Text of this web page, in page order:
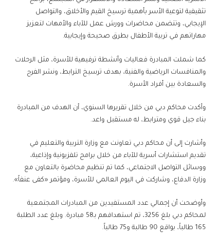
تثقيفية لتوعية الأسر بأهمية ترسيخ القيم والأخلاق، والتواصل
الإيجابي، وتتضمن محاضرات وورش عمل للآباء والأمهات لتعزيز
مهاراتهم في تربية الأطفال بطرق صحيحة وإيجابية.
كما شملت المبادرة فعاليات وأنشطة ترفيهية للأسرة، مثل الرحلات
والمنافسات الرياضية والفنية، بهدف ترسيخ الترابط، ونشر الفرح
والسعادة بين أفراد الأسرة.
وأكدت محاكم دبي من خلال تقريرها السنوي، أن الهدف من المبادرة
بناء جيل قوي ومترابط، له مستقبل واعد.
وأشارت إلى أن محاكم دبي تعاونت مع وزارة التربية والتعليم في
تقديم استشارات أسرية للآباء من خلال برامج تلفزيونية وإذاعية،
ووسائل التواصل الاجتماعي، كما تم تنظيم محاضرة بالتعاون مع
وزارة الدفاع، وشاركت في اليوم العالمي للأسرة، ومؤتمر «كفى عنفاً».
وأوضحت أن إجمالي عدد المستفيدين من المبادرات المجتمعية
لمحاكم دبي بلغ 3256، تم استهدافهم بـ58 مبادرة. وبلغ عدد الطلبة
165 طالباً، بواقع 90 طالبة و75 طالباً.